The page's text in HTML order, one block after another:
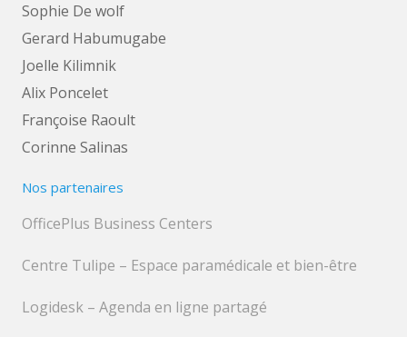
Sophie De wolf
Gerard Habumugabe
Joelle Kilimnik
Alix Poncelet
Françoise Raoult
Corinne Salinas
Nos partenaires
OfficePlus Business Centers
Centre Tulipe – Espace paramédicale et bien-être
Logidesk – Agenda en ligne partagé